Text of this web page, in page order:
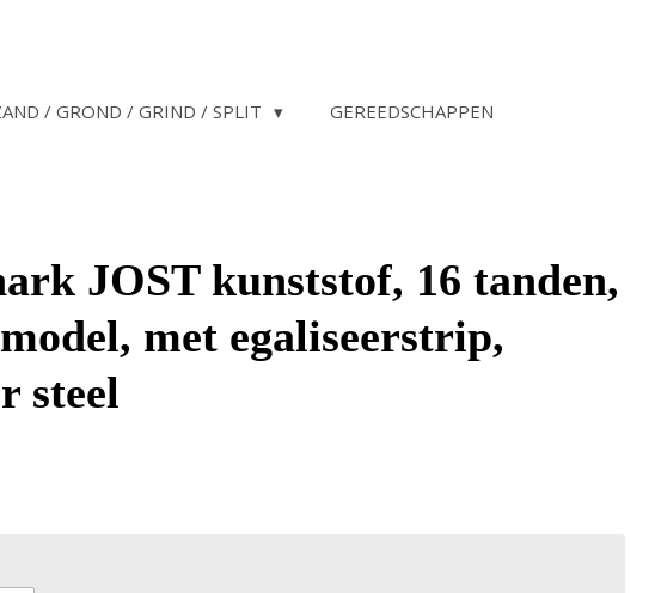
/ GROND / GRIND / SPLIT
GEREEDSCHAPPEN
JOST kunststof, 16 tanden,
met egaliseerstrip,
steel